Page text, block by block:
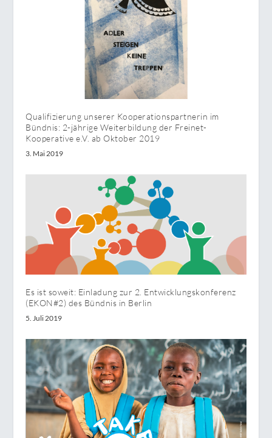
Qualifizierung unserer Kooperationspartnerin im
Bündnis: 2-jährige Weiterbildung der Freinet-
Kooperative e.V. ab Oktober 2019
3. Mai 2019
Es ist soweit: Einladung zur 2. Entwicklungskonferenz
(EKON#2) des Bündnis in Berlin
5. Juli 2019